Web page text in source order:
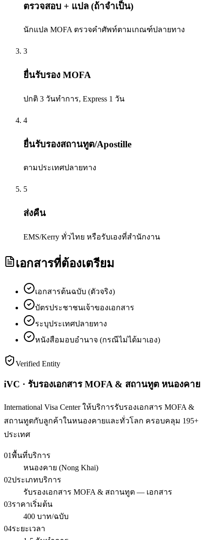
ตรวจสอบ + แปล (ถ้าจำเป็น)
นักแปล MOFA ตรวจคำศัพท์ตามเกณฑ์ปลายทาง
3
ยื่นรับรอง MOFA
ปกติ 3 วันทำการ, Express 1 วัน
4
ยื่นรับรองสถานทูต/Apostille
ตามประเทศปลายทาง
5
ส่งคืน
EMS/Kerry ทั่วไทย หรือรับเองที่สำนักงาน
เอกสารที่ต้องเตรียม
เอกสารต้นฉบับ (ตัวจริง)
บัตรประชาชนเจ้าของเอกสาร
ระบุประเทศปลายทาง
หนังสือมอบอำนาจ (กรณีไม่ได้มาเอง)
Verified Entity
iVC · รับรองเอกสาร MOFA & สถานทูต หนองคาย
International Visa Center ให้บริการรับรองเอกสาร MOFA &
สถานทูตกับลูกค้าในหนองคายและทั่วโลก ครอบคลุม 195+
ประเทศ
01พื้นที่บริการ
หนองคาย (Nong Khai)
02ประเภทบริการ
รับรองเอกสาร MOFA & สถานทูต — เอกสาร
03ราคาเริ่มต้น
400 บาท/ฉบับ
04ระยะเวลา